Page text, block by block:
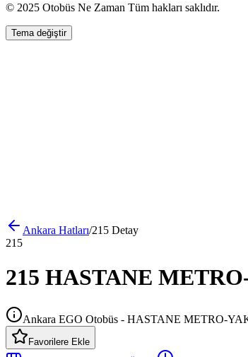
© 2025 Otobüs Ne Zaman Tüm hakları saklıdır.
Tema değiştir
Ankara Hatları/215 Detay
215
215 HASTANE
Ankara EGO Otobüs - HASTANE METRO-
Favorilere Ekle